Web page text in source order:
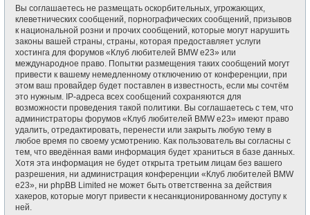
Вы соглашаетесь не размещать оскорбительных, угрожающих,
клеветнических сообщений, порнографических сообщений, призывов
к национальной розни и прочих сообщений, которые могут нарушить
законы вашей страны, страны, которая предоставляет услуги
хостинга для форумов «Клуб любителей BMW e23» или
международное право. Попытки размещения таких сообщений могут
привести к вашему немедленному отключению от конференции, при
этом ваш провайдер будет поставлен в известность, если мы сочтём
это нужным. IP-адреса всех сообщений сохраняются для
возможности проведения такой политики. Вы соглашаетесь с тем, что
администраторы форумов «Клуб любителей BMW e23» имеют право
удалить, отредактировать, перенести или закрыть любую тему в
любое время по своему усмотрению. Как пользователь вы согласны с
тем, что введённая вами информация будет храниться в базе данных.
Хотя эта информация не будет открыта третьим лицам без вашего
разрешения, ни администрация конференции «Клуб любителей BMW
e23», ни phpBB Limited не может быть ответственна за действия
хакеров, которые могут привести к несанкционированному доступу к
ней.